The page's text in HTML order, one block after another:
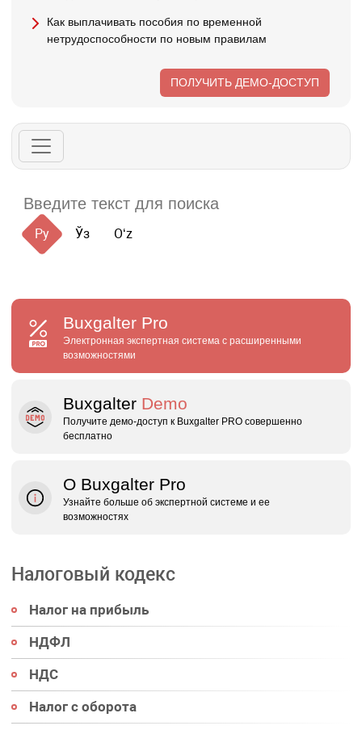
Как выплачивать пособия по временной
нетрудоспособности по новым правилам
ПОЛУЧИТЬ ДЕМО-ДОСТУП
Ру Ўз Oʻz
Buxgalter Pro
Электронная экспертная система с расширенными
возможностями
Buxgalter Demo
Получите демо‑доступ к Buxgalter PRO совершенно
бесплатно
О Buxgalter Pro
Узнайте больше об экспертной системе и ее
возможностях
Налоговый кодекс
Налог на прибыль
НДФЛ
НДС
Налог с оборота